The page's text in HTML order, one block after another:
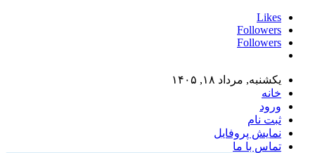
Likes
Followers
Followers
یکشنبه, مرداد ۱۸, ۱۴۰۵
خانه
ورود
ثبت نام
نمایش پروفایل
تماس با ما